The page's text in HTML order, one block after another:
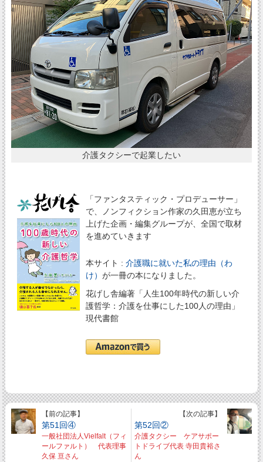
介護タクシーで起業したい
「ファンタスティック・プロデューサー」
で、ノンフィクション作家の久田恵が立ち
上げた企画・編集グループが、全国で取材
を進めていきます
本サイト : 介護職に就いた私の理由（わ
け） が一冊の本になりました。
花げし舎編著「人生100年時代の新しい介
護哲学：介護を仕事にした100人の理由」
現代書館
【前の記事】
第51回④
一般社団法人Vielfalt（フィ
ールファルト） 代表理事
久保 亘さん
【次の記事】
第52回②
介護タクシー ケアサポー
トドライブ代表 寺田貴裕さ
ん